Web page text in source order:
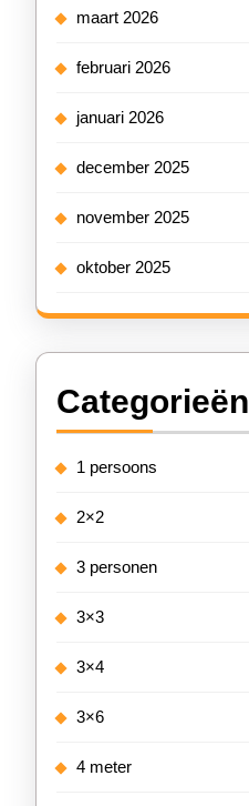
maart 2026
februari 2026
januari 2026
december 2025
november 2025
oktober 2025
Categorieën
1 persoons
2×2
3 personen
3×3
3×4
3×6
4 meter